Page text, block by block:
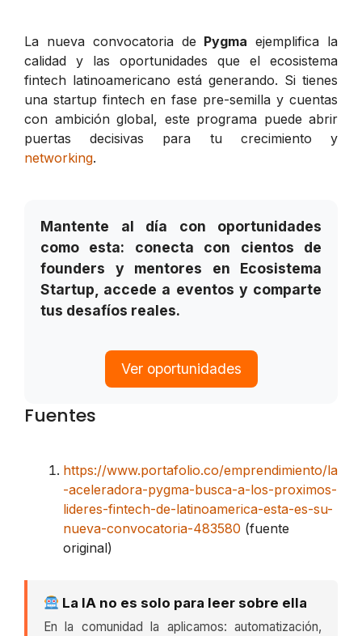
La nueva convocatoria de Pygma ejemplifica la
calidad y las oportunidades que el ecosistema
fintech latinoamericano está generando. Si tienes
una startup fintech en fase pre-semilla y cuentas
con ambición global, este programa puede abrir
puertas decisivas para tu crecimiento y
networking.
Mantente al día con oportunidades
como esta: conecta con cientos de
founders y mentores en Ecosistema
Startup, accede a eventos y comparte
tus desafíos reales.
Ver oportunidades
Fuentes
https://www.portafolio.co/emprendimiento/la
-aceleradora-pygma-busca-a-los-proximos-
lideres-fintech-de-latinoamerica-esta-es-su-
nueva-convocatoria-483580 (fuente
original)
La IA no es solo para leer sobre ella
En la comunidad la aplicamos: automatización,